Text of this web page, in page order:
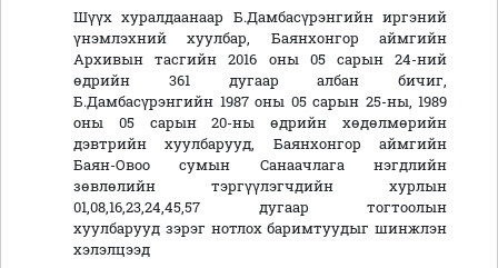
Шүүх хуралдаанаар Б.Дамбасүрэнгийн иргэний
үнэмлэхний хуулбар, Баянхонгор аймгийн
Архивын тасгийн 2016 оны 05 сарын 24-ний
өдрийн 361 дугаар албан бичиг,
Б.Дамбасүрэнгийн 1987 оны 05 сарын 25-ны, 1989
оны 05 сарын 20-ны өдрийн хөдөлмөрийн
дэвтрийн хуулбарууд, Баянхонгор аймгийн
Баян-Овоо сумын Санаачлага нэгдлийн
зөвлөлийн тэргүүлэгчдийн хурлын
01,08,16,23,24,45,57 дугаар тогтоолын
хуулбарууд зэрэг нотлох баримтуудыг шинжлэн
хэлэлцээд